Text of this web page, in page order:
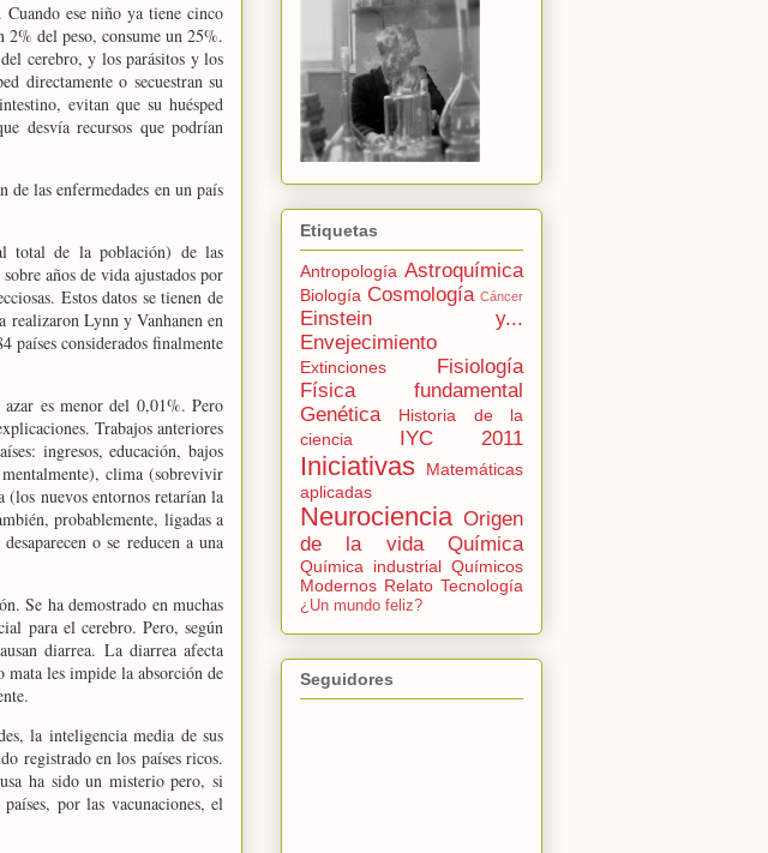
ese niño ya tiene cinco
del peso, consume un 25%.
cerebro, y los parásitos y los
directamente o secuestran su
evitan que su huésped
desvía recursos que podrían
las enfermedades en un país
total de la población) de las
sobre años de vida ajustados por
Estos datos se tienen de
realizaron Lynn y Vanhanen en
países considerados finalmente
es menor del 0,01%. Pero
Trabajos anteriores
ingresos, educación, bajos
clima (sobrevivir
nuevos entornos retarían la
probablemente, ligadas a
o se reducen a una
Se ha demostrado en muchas
para el cerebro. Pero, según
diarrea. La diarrea afecta
mata les impide la absorción de
la inteligencia media de sus
registrado en los países ricos.
ha sido un misterio pero, si
por las vacunaciones, el
Etiquetas
Antropología Astroquímica
Biología Cosmología Cáncer
Einstein y...
Envejecimiento
Extinciones
Fisiología
Física fundamental
Genética
Historia de la
ciencia
IYC 2011
Iniciativas
Matemáticas
aplicadas
Neurociencia Origen
de la vida
Química
Química industrial Químicos
Modernos Relato Tecnología
¿Un mundo feliz?
Seguidores